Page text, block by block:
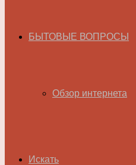
БЫТОВЫЕ ВОПРОСЫ
Обзор интернета
Искать